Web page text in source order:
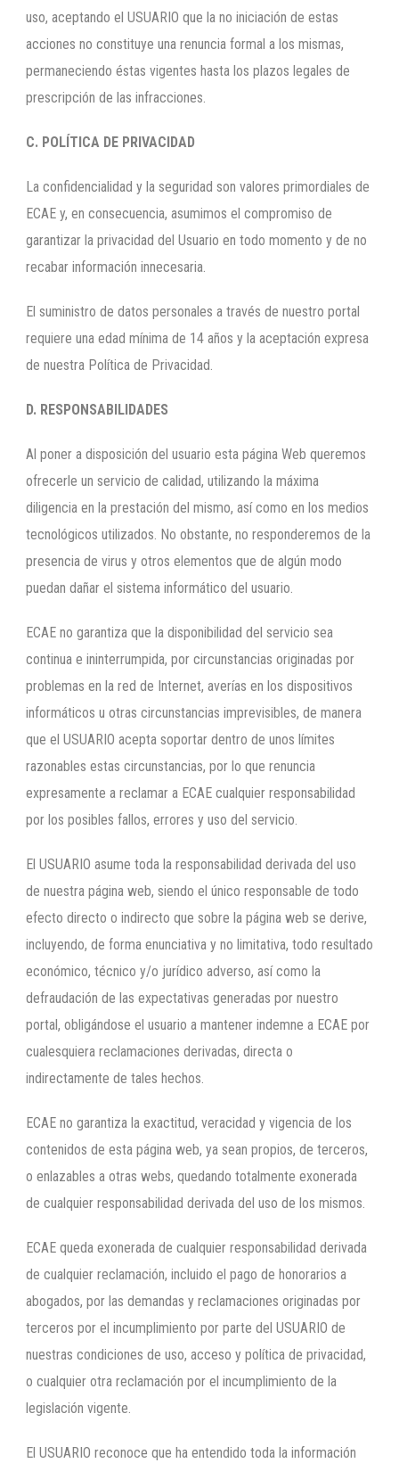
uso, aceptando el USUARIO que la no iniciación de estas
acciones no constituye una renuncia formal a los mismas,
permaneciendo éstas vigentes hasta los plazos legales de
prescripción de las infracciones.
C. POLÍTICA DE PRIVACIDAD
La confidencialidad y la seguridad son valores primordiales de
ECAE y, en consecuencia, asumimos el compromiso de
garantizar la privacidad del Usuario en todo momento y de no
recabar información innecesaria.
El suministro de datos personales a través de nuestro portal
requiere una edad mínima de 14 años y la aceptación expresa
de nuestra Política de Privacidad.
D. RESPONSABILIDADES
Al poner a disposición del usuario esta página Web queremos
ofrecerle un servicio de calidad, utilizando la máxima
diligencia en la prestación del mismo, así como en los medios
tecnológicos utilizados. No obstante, no responderemos de la
presencia de virus y otros elementos que de algún modo
puedan dañar el sistema informático del usuario.
ECAE no garantiza que la disponibilidad del servicio sea
continua e ininterrumpida, por circunstancias originadas por
problemas en la red de Internet, averías en los dispositivos
informáticos u otras circunstancias imprevisibles, de manera
que el USUARIO acepta soportar dentro de unos límites
razonables estas circunstancias, por lo que renuncia
expresamente a reclamar a ECAE cualquier responsabilidad
por los posibles fallos, errores y uso del servicio.
El USUARIO asume toda la responsabilidad derivada del uso
de nuestra página web, siendo el único responsable de todo
efecto directo o indirecto que sobre la página web se derive,
incluyendo, de forma enunciativa y no limitativa, todo resultado
económico, técnico y/o jurídico adverso, así como la
defraudación de las expectativas generadas por nuestro
portal, obligándose el usuario a mantener indemne a ECAE por
cualesquiera reclamaciones derivadas, directa o
indirectamente de tales hechos.
ECAE no garantiza la exactitud, veracidad y vigencia de los
contenidos de esta página web, ya sean propios, de terceros,
o enlazables a otras webs, quedando totalmente exonerada
de cualquier responsabilidad derivada del uso de los mismos.
ECAE queda exonerada de cualquier responsabilidad derivada
de cualquier reclamación, incluido el pago de honorarios a
abogados, por las demandas y reclamaciones originadas por
terceros por el incumplimiento por parte del USUARIO de
nuestras condiciones de uso, acceso y política de privacidad,
o cualquier otra reclamación por el incumplimiento de la
legislación vigente.
El USUARIO reconoce que ha entendido toda la información